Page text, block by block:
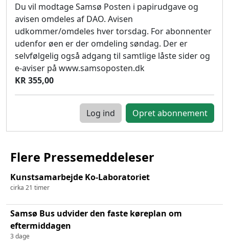
Du vil modtage Samsø Posten i papirudgave og
avisen omdeles af DAO. Avisen
udkommer/omdeles hver torsdag. For abonnenter
udenfor øen er der omdeling søndag. Der er
selvfølgelig også adgang til samtlige låste sider og
e-aviser på www.samsoposten.dk
KR 355,00
Log ind
Flere Pressemeddeleser
Kunstsamarbejde Ko-Laboratoriet
cirka 21 timer
Samsø Bus udvider den faste køreplan om
eftermiddagen
3 dage